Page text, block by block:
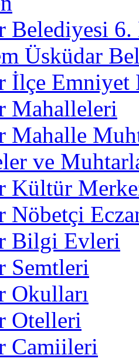
Belediyesi 6.
Üsküdar
İlçe
Mahalleleri
Mahalle
ve
Kültür
Nöbetçi
Bilgi Evleri
Semtleri
Okulları
Otelleri
Camiileri